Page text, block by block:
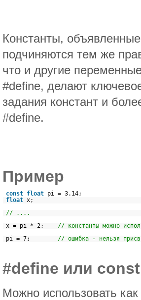
Константы,
подчиняются тем же
что и другие
#define, делают
задания констант и
#define.
Пример
const float pi = 3.14;
float x;
// ....
x = pi * 2; // константы можно
pi = 7; // ошибка - нельзя
#define или const
Можно использовать как